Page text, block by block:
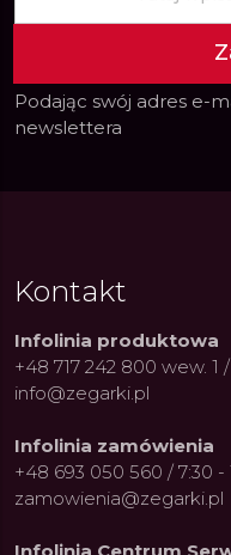
Podając swój adres e-
newslettera
Kontakt
Infolinia produktowa
+48 717 242 800 wew. 1
info@zegarki.pl
Infolinia zamówienia
+48 693 050 560 / 7:30 -
zamowienia@zegarki.pl